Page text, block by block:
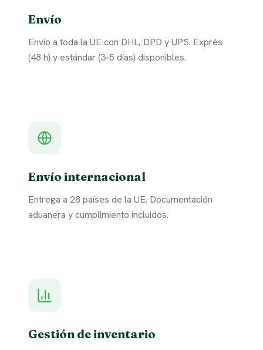
Envío
Envío a toda la UE con DHL, DPD y UPS. Exprés
(48 h) y estándar (3-5 días) disponibles.
Envío internacional
Entrega a 28 países de la UE. Documentación
aduanera y cumplimiento incluidos.
Gestión de inventario